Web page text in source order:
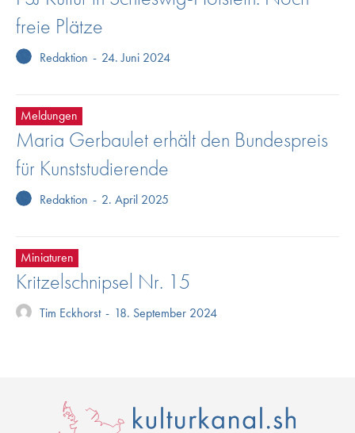
freie Plätze
Redaktion - 24. Juni 2024
Meldungen
Maria Gerbaulet erhält den Bundespreis
für Kunststudierende
Redaktion - 2. April 2025
Miniaturen
Kritzelschnipsel Nr. 15
Tim Eckhorst - 18. September 2024